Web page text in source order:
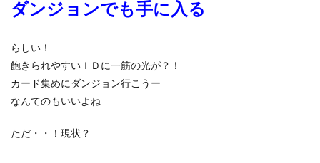
ダンジョンでも手に入る
らしい！
飽きられやすいＩＤに一筋の光が？！
カード集めにダンジョン行こうー
なんてのもいいよね
ただ・・！現状？